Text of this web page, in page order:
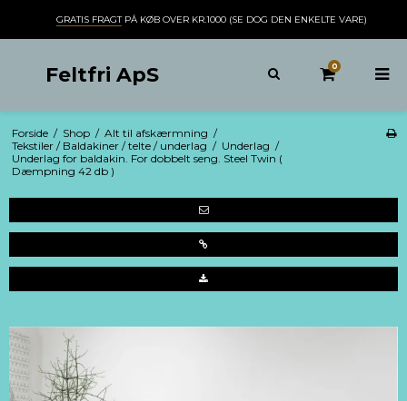
GRATIS FRAGTPÅ KØB OVER KR.1000 (SE DOG DEN ENKELTE VARE)
Feltfri ApS 0
Forside / Shop / Alt til afskærmning /
Tekstiler / Baldakiner / telte / underlag / Underlag /
Underlag for baldakin. For dobbelt seng. Steel Twin (
Dæmpning 42 db )